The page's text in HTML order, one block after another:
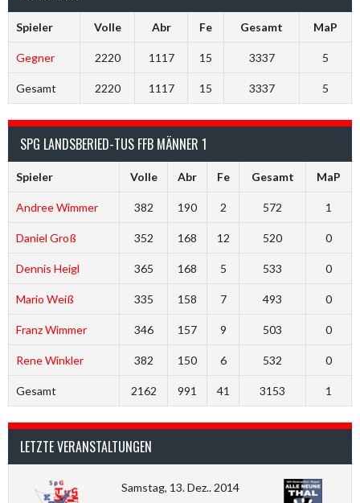
Spieler Volle Abr Fe Gesamt MaP
Gegner 2220 1117 15 3337 5
Gesamt 2220 1117 15 3337 5
SPG LANDSBERIED-TUS FFB MÄNNER 1
Spieler Volle Abr Fe Gesamt MaP
Andree Wimmer 382 190 2 572 1
Daniel Groß 352 168 12 520 0
Dennis Heigl 365 168 5 533 0
Mario Weiß 335 158 7 493 0
Franz Wimmer 346 157 9 503 0
Rene Winkler 382 150 6 532 0
Gesamt 2162 991 41 3153 1
LETZTE VERANSTALTUNGEN
Samstag, 13. Dez.. 2014